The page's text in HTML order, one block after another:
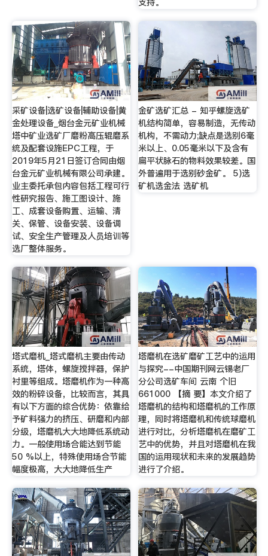
支持。
采矿设备|选矿设备|辅助设备|黄
金处理设备_烟台金元矿业机械
塔中矿业选矿厂磨粉高压辊磨系
统及配套设施EPC工程，于
2019年5月21日签订合同由烟
台金元矿业机械有限公司承建。
业主委托承包内容包括工程可行
性研究报告、施工图设计、施
工、成套设备购置、运输、清
关、保管、设备安装、设备调
试、安全生产管理及人员培训等
选厂整体服务。
金矿选矿汇总 - 知乎螺旋选矿
机结构简单，容易制造，无传动
机构，不需动力;缺点是选别6毫
米以上、0.05毫米以下及含有
扁平状脉石的物料效果较差。国
外普遍用于选别砂金矿。 5)选
矿机选金法 选矿机
塔式磨机_塔式磨机主要由传动
系统，塔体，螺旋搅拌器，保护
衬里等组成。塔磨机作为一种高
效的粉碎设备，比较而言，其具
有以下方面的综合优势：依靠给
予矿料强力的挤压、研磨和内部
分级，塔磨机大大地降低系统动
力。一般使用场合能达到节能
50 %以上，特殊使用场合节能
幅度极高，大大地降低生产
塔磨机在选矿磨矿工艺中的运用
与探究--中国期刊网云锡老厂
分公司选矿车间 云南 个旧
661000 【摘 要】本文介绍了
塔磨机的结构和塔磨机的工作原
理，同时将塔磨机和传统球磨机
进行对比，分析塔磨机在磨矿工
艺中的优势，并且对塔磨机在我
国的运用现状和未来的发展趋势
进行了介绍。